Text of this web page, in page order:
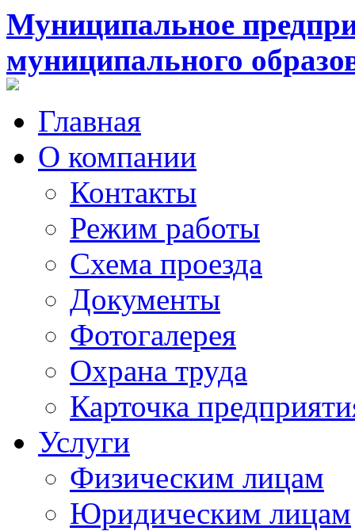
Муниципальное
муниципального
Главная
О компании
Контакты
Режим работы
Схема проезда
Документы
Фотогалерея
Охрана труда
Карточка
Услуги
Физическим лицам
Юридическим лицам